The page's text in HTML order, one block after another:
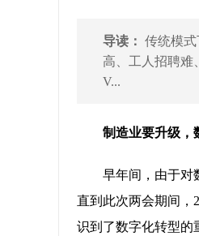
导读： 传统模
高、工人招聘难
V...
制造业要升级，
早年间，由于对
直到此次两会期间，
识到了数字化转型的